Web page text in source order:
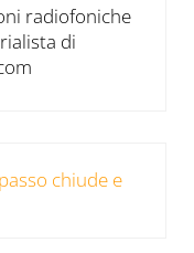
radiofoniche
di
chiude e